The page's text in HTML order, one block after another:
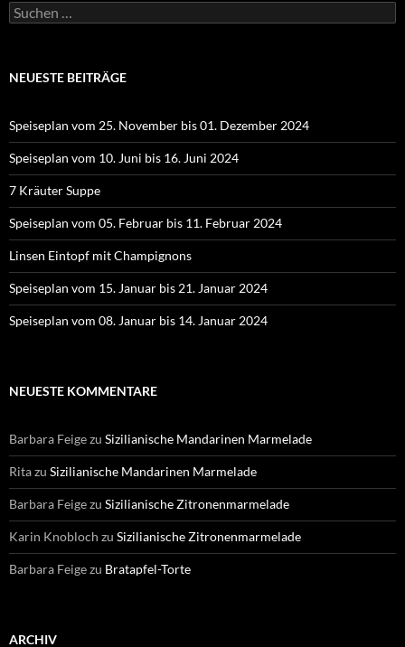
Suchen
nach:
NEUESTE BEITRÄGE
Speiseplan vom 25. November bis 01. Dezember 2024
Speiseplan vom 10. Juni bis 16. Juni 2024
7 Kräuter Suppe
Speiseplan vom 05. Februar bis 11. Februar 2024
Linsen Eintopf mit Champignons
Speiseplan vom 15. Januar bis 21. Januar 2024
Speiseplan vom 08. Januar bis 14. Januar 2024
NEUESTE KOMMENTARE
Barbara Feigezu Sizilianische Mandarinen Marmelade
Ritazu Sizilianische Mandarinen Marmelade
Barbara Feigezu Sizilianische Zitronenmarmelade
Karin Knobloch zu Sizilianische Zitronenmarmelade
Barbara Feigezu Bratapfel-Torte
ARCHIV